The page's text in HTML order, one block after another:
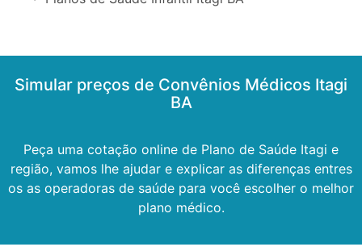
Simular preços de Convênios Médicos Itagi
BA
Peça uma cotação online de Plano de Saúde Itagi e
região, vamos lhe ajudar e explicar as diferenças entres
os as operadoras de saúde para você escolher o melhor
plano médico.